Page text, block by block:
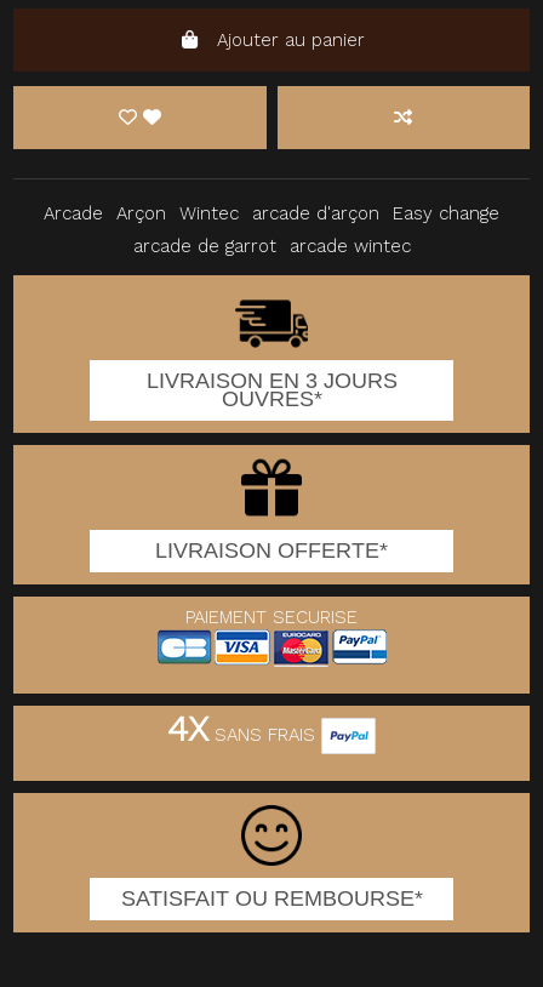
Ajouter au panier
Arcade Arçon Wintec arcade d'arçon
Easy change
arcade de garrot
arcade wintec
LIVRAISON EN 3 JOURS
OUVRES*
LIVRAISON OFFERTE*
PAIEMENT SECURISE
4XSANS FRAIS
SATISFAIT OU REMBOURSE*